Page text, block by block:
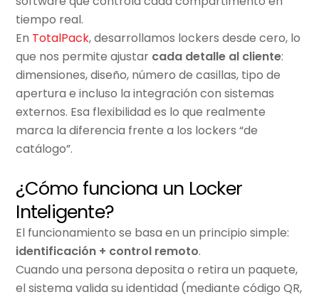
tiempo real.
En TotalPack, desarrollamos lockers desde cero, lo
que nos permite ajustar cada detalle al cliente:
dimensiones, diseño, número de casillas, tipo de
apertura e incluso la integración con sistemas
externos. Esa flexibilidad es lo que realmente
marca la diferencia frente a los lockers “de
catálogo”.
¿Cómo funciona un Locker
Inteligente?
El funcionamiento se basa en un principio simple:
identificación + control remoto.
Cuando una persona deposita o retira un paquete,
el sistema valida su identidad (mediante código QR,